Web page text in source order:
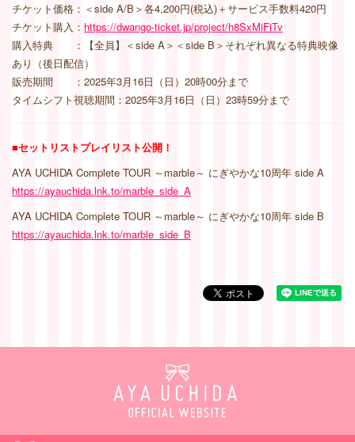
チケット価格：＜side A/B＞各4,200円(税込)＋サービス手数料420円
チケット購入： https://dwango-ticket.jp/project/h8SxMiFiTv
購入特典 ：【全員】＜side A＞＜side B＞それぞれ異なる特典映像
あり（後日配信）
販売期間 ：2025年3月16日（日）20時00分まで
タイムシフト視聴期間：2025年3月16日（日）23時59分まで
■セットリストプレイリスト公開！
AYA UCHIDA Complete TOUR ～marble～ にぎやかな10周年 side A
https://ayauchida.lnk.to/marble_side_A
AYA UCHIDA Complete TOUR ～marble～ にぎやかな10周年 side B
https://ayauchida.lnk.to/marble_side_B